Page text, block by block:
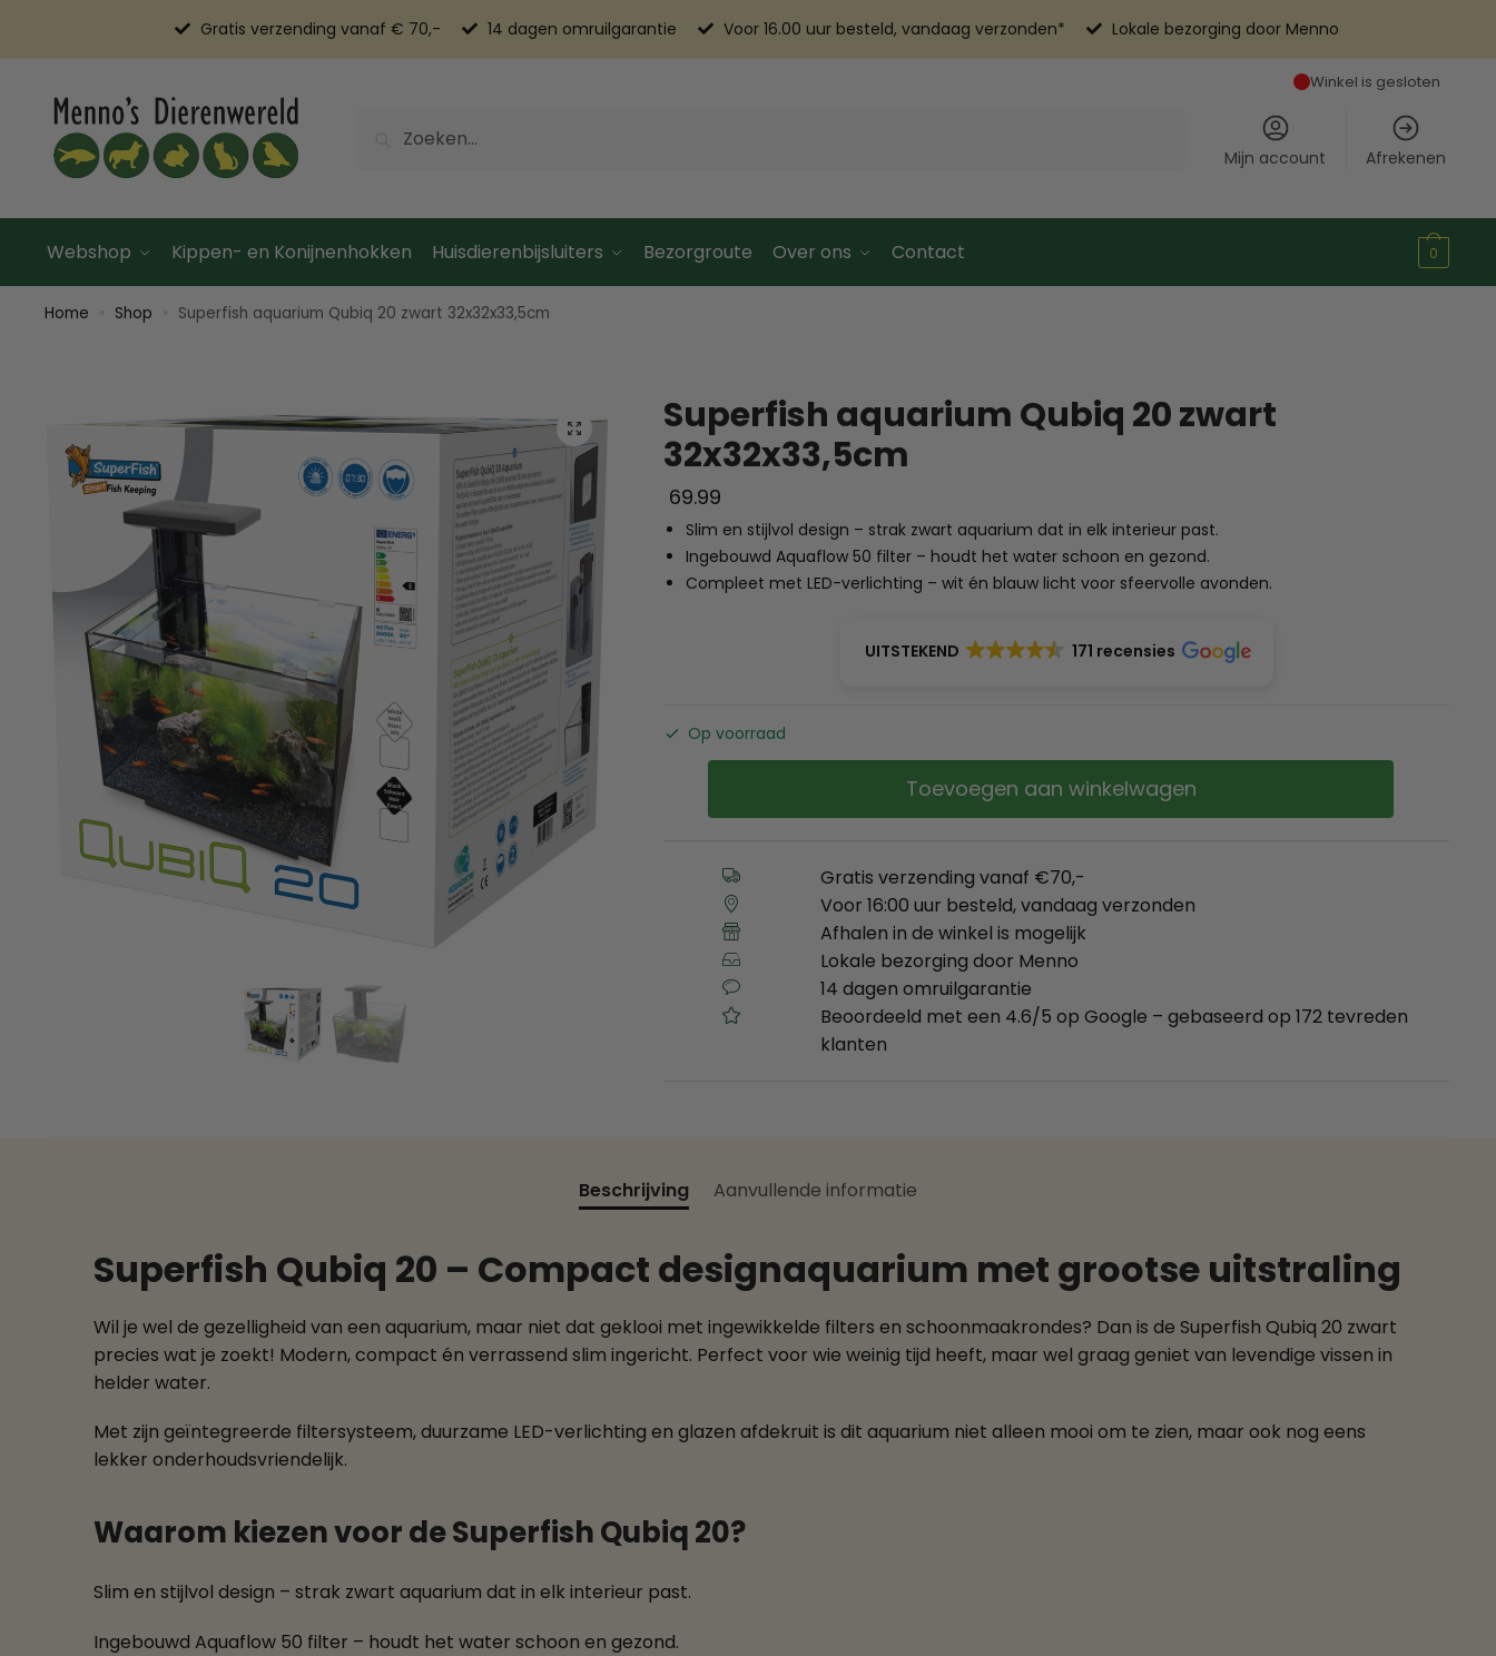
Gratis verzending vanaf € 70,- 14 dagen omruilgarantie Voor 16.00 uur besteld, vandaag verzonden* Lokale bezorging door Menno
Winkel is gesloten
Mijn account Afrekenen
Webshop Kippen- en Konijnenhokken Huisdierenbijsluiters Bezorgroute Over ons Contact 0
Home Shop Superfish aquarium Qubiq 20 zwart 32x32x33,5cm
Superfish aquarium Qubiq 20 zwart
32x32x33,5cm
69.99
Slim en stijlvol design – strak zwart aquarium dat in elk interieur past.
Ingebouwd Aquaflow 50 filter – houdt het water schoon en gezond.
Compleet met LED-verlichting – wit én blauw licht voor sfeervolle avonden.
UITSTEKEND 171 recensies
Op voorraad
Toevoegen aan winkelwagen
Gratis verzending vanaf €70,-
Voor 16:00 uur besteld, vandaag verzonden
Afhalen in de winkel is mogelijk
Lokale bezorging door Menno
14 dagen omruilgarantie
Beoordeeld met een 4.6/5 op Google – gebaseerd op 172 tevreden
klanten
Beschrijving Aanvullende informatie
Superfish Qubiq 20 – Compact designaquarium met grootse uitstraling
Wil je wel de gezelligheid van een aquarium, maar niet dat geklooi met ingewikkelde filters en schoonmaakrondes? Dan is de Superfish Qubiq 20 zwart
precies wat je zoekt! Modern, compact én verrassend slim ingericht. Perfect voor wie weinig tijd heeft, maar wel graag geniet van levendige vissen in
helder water.
Met zijn geïntegreerde filtersysteem, duurzame LED-verlichting en glazen afdekruit is dit aquarium niet alleen mooi om te zien, maar ook nog eens
lekker onderhoudsvriendelijk.
Waarom kiezen voor de Superfish Qubiq 20?
Slim en stijlvol design – strak zwart aquarium dat in elk interieur past.
Ingebouwd Aquaflow 50 filter – houdt het water schoon en gezond.